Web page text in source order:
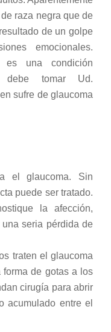
raza negra que de
de un golpe
emocionales.
es una condición
debe tomar Ud.
sufre de glaucoma
el glaucoma. Sin
puede ser tratado.
la afección,
seria pérdida de
traten el glaucoma
de gotas a los
cirugía para abrir
acumulado entre el